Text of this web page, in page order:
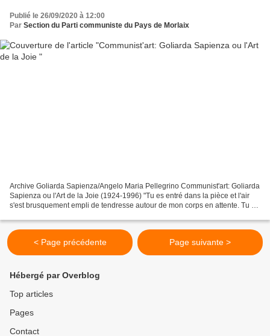
Publié le 26/09/2020 à 12:00
Par Section du Parti communiste du Pays de Morlaix
Archive Goliarda Sapienza/Angelo Maria Pellegrino Communist'art: Goliarda
Sapienza ou l'Art de la Joie (1924-1996) "Tu es entré dans la pièce et l'air
s'est brusquement empli de tendresse autour de mon corps en attente. Tu es
< Page précédente Page suivante >
Hébergé par Overblog
Top articles
Pages
Contact